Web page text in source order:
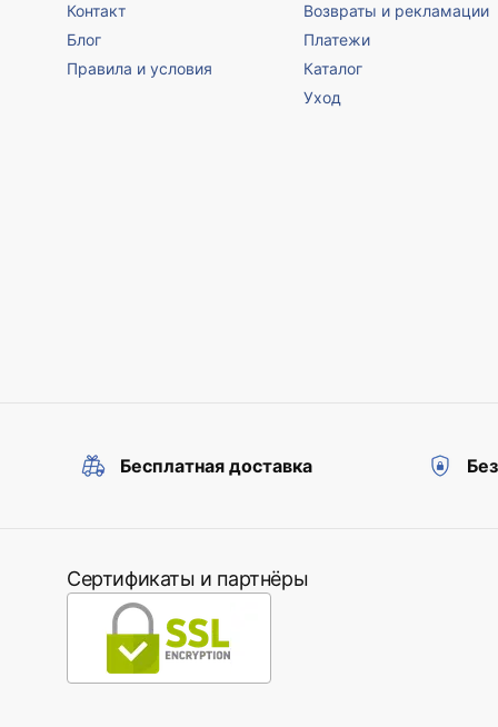
Контакт
Блог
Правила и условия
Возвраты и рекламации
Платежи
Каталог
Уход
Бесплатная доставка
Сертификаты и партнёры